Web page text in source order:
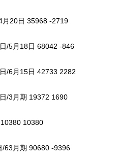
20日 35968 -2719
月18日 68042 -846
月15日 42733 2282
3月期 19372 1690
10380
月期 90680 -9396